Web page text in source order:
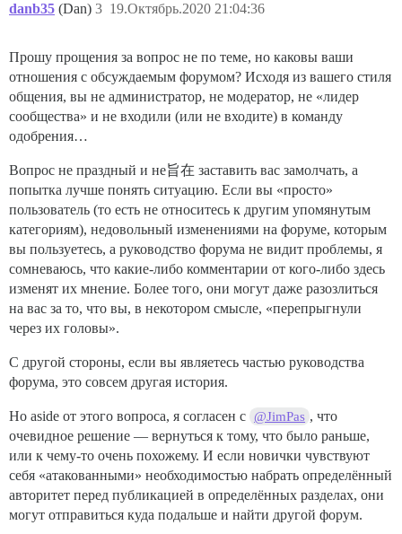
danb35 (Dan) 19.Октябрь.2020 21:04:36
3
Прошу прощения за вопрос не по теме, но каковы ваши
отношения с обсуждаемым форумом? Исходя из вашего стиля
общения, вы не администратор, не модератор, не «лидер
сообщества» и не входили (или не входите) в команду
одобрения…
Вопрос не праздный и не旨在 заставить вас замолчать, а
попытка лучше понять ситуацию. Если вы «просто»
пользователь (то есть не относитесь к другим упомянутым
категориям), недовольный изменениями на форуме, которым
вы пользуетесь, а руководство форума не видит проблемы, я
сомневаюсь, что какие-либо комментарии от кого-либо здесь
изменят их мнение. Более того, они могут даже разозлиться
на вас за то, что вы, в некотором смысле, «перепрыгнули
через их головы».
С другой стороны, если вы являетесь частью руководства
форума, это совсем другая история.
Но aside от этого вопроса, я согласен с @JimPas , что
очевидное решение — вернуться к тому, что было раньше,
или к чему-то очень похожему. И если новички чувствуют
себя «атакованными» необходимостью набрать определённый
авторитет перед публикацией в определённых разделах, они
могут отправиться куда подальше и найти другой форум.